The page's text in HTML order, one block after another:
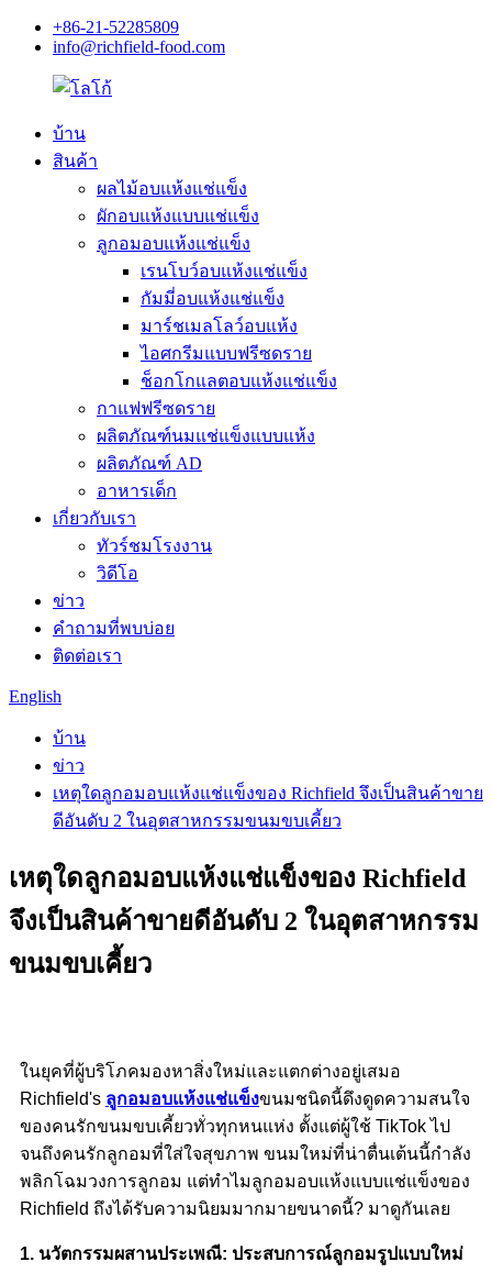
+86-21-52285809
info@richfield-food.com
บ้าน
สินค้า
ผลไม้อบแห้งแช่แข็ง
ผักอบแห้งแบบแช่แข็ง
ลูกอมอบแห้งแช่แข็ง
เรนโบว์อบแห้งแช่แข็ง
กัมมี่อบแห้งแช่แข็ง
มาร์ชเมลโลว์อบแห้ง
ไอศกรีมแบบฟรีซดราย
ช็อกโกแลตอบแห้งแช่แข็ง
กาแฟฟรีซดราย
ผลิตภัณฑ์นมแช่แข็งแบบแห้ง
ผลิตภัณฑ์ AD
อาหารเด็ก
เกี่ยวกับเรา
ทัวร์ชมโรงงาน
วิดีโอ
ข่าว
คำถามที่พบบ่อย
ติดต่อเรา
English
บ้าน
ข่าว
เหตุใดลูกอมอบแห้งแช่แข็งของ Richfield จึงเป็นสินค้าขาย
ดีอันดับ 2 ในอุตสาหกรรมขนมขบเคี้ยว
เหตุใดลูกอมอบแห้งแช่แข็งของ Richfield
จึงเป็นสินค้าขายดีอันดับ 2 ในอุตสาหกรรม
ขนมขบเคี้ยว
ในยุคที่ผู้บริโภคมองหาสิ่งใหม่และแตกต่างอยู่เสมอ
Richfield's ลูกอมอบแห้งแช่แข็งขนมชนิดนี้ดึงดูดความสนใจ
ของคนรักขนมขบเคี้ยวทั่วทุกหนแห่ง ตั้งแต่ผู้ใช้ TikTok ไป
จนถึงคนรักลูกอมที่ใส่ใจสุขภาพ ขนมใหม่ที่น่าตื่นเต้นนี้กำลัง
พลิกโฉมวงการลูกอม แต่ทำไมลูกอมอบแห้งแบบแช่แข็งของ
Richfield ถึงได้รับความนิยมมากมายขนาดนี้? มาดูกันเลย
1. นวัตกรรมผสานประเพณี: ประสบการณ์ลูกอมรูปแบบใหม่